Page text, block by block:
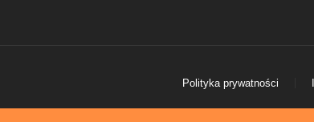
Polityka prywatności